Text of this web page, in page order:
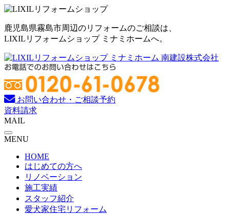
コ
テ
ン
ツ
へ
ス
キ
ッ
プ
鹿児島県霧島市周辺のリフォームのご相談は、
LIXILリフォームショップ ミナミホームへ。
お問い合わせ・ご相談予約
資料請求
MAIL
MENU
HOME
はじめての方へ
リノベーション
施工実績
スタッフ紹介
愛犬家住宅リフォーム